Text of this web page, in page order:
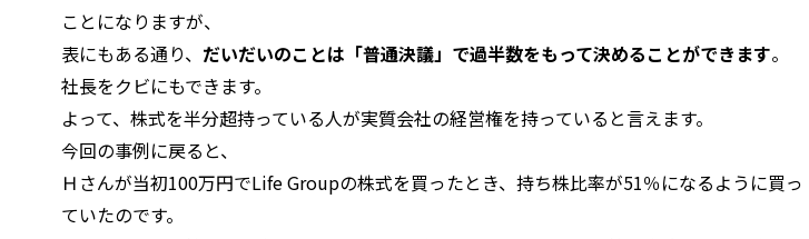
ことになりますが、
表にもある通り、 だいだいのことは「普通決議」で過半数をもって決めることができます。
社長をクビにもできます。
よって、株式を半分超持っている人が実質会社の経営権を持っていると言えます。
今回の事例に戻ると、
Ｈさんが当初100万円でLife Groupの株式を買ったとき、持ち株比率が51％になるように買っ
ていたのです。